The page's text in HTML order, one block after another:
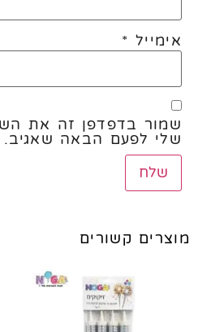
אימייל *
שמור בדפדפן זה את
שלי לפעם הבאה שאגיב.
מוצרים קשורים